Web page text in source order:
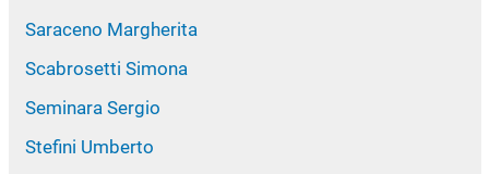
Saraceno Margherita
Scabrosetti Simona
Seminara Sergio
Stefini Umberto